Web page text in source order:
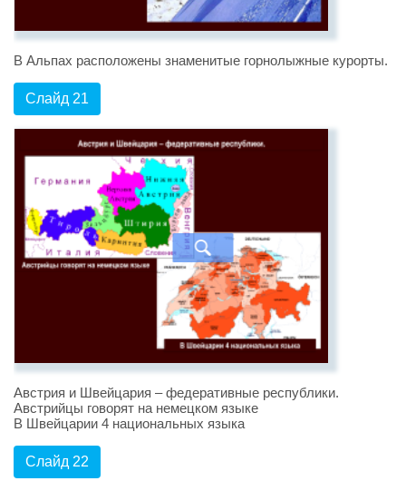
В Альпах расположены знаменитые горнолыжные курорты.
Слайд 21
Австрия и Швейцария – федеративные республики.
Австрийцы говорят на немецком языке
В Швейцарии 4 национальных языка
Слайд 22